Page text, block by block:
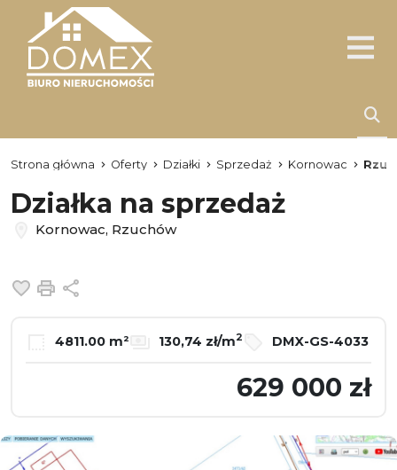
Strona główna Oferty Działki Sprzedaż Kornowac
Działka na sprzedaż
Kornowac, Rzuchów
Dodaj do ulubionych
Drukuj
4811.00 m² 130,74 zł/m2 DMX-GS-4033
629 000 zł